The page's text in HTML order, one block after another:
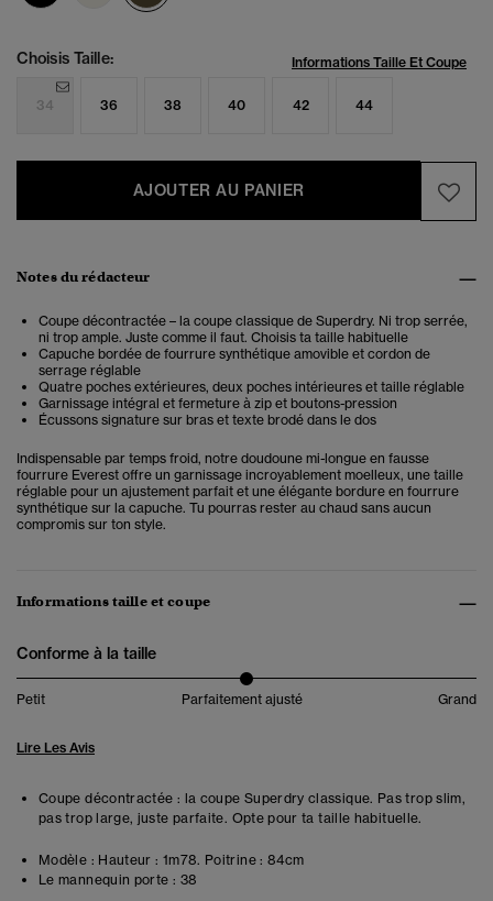
Choisis Taille: Informations Taille Et Coupe
34 36 38 40 42 44
AJOUTER AU PANIER
Notes du rédacteur
Coupe décontractée – la coupe classique de Superdry. Ni trop serrée,
ni trop ample. Juste comme il faut. Choisis ta taille habituelle
Capuche bordée de fourrure synthétique amovible et cordon de
serrage réglable
Quatre poches extérieures, deux poches intérieures et taille réglable
Garnissage intégral et fermeture à zip et boutons-pression
Écussons signature sur bras et texte brodé dans le dos
Indispensable par temps froid, notre doudoune mi-longue en fausse
fourrure Everest offre un garnissage incroyablement moelleux, une taille
réglable pour un ajustement parfait et une élégante bordure en fourrure
synthétique sur la capuche. Tu pourras rester au chaud sans aucun
compromis sur ton style.
Informations taille et coupe
Conforme à la taille
Petit Parfaitement ajusté Grand
Lire Les Avis
Coupe décontractée : la coupe Superdry classique. Pas trop slim,
pas trop large, juste parfaite. Opte pour ta taille habituelle.
Modèle : Hauteur : 1m78. Poitrine : 84cm
Le mannequin porte : 38